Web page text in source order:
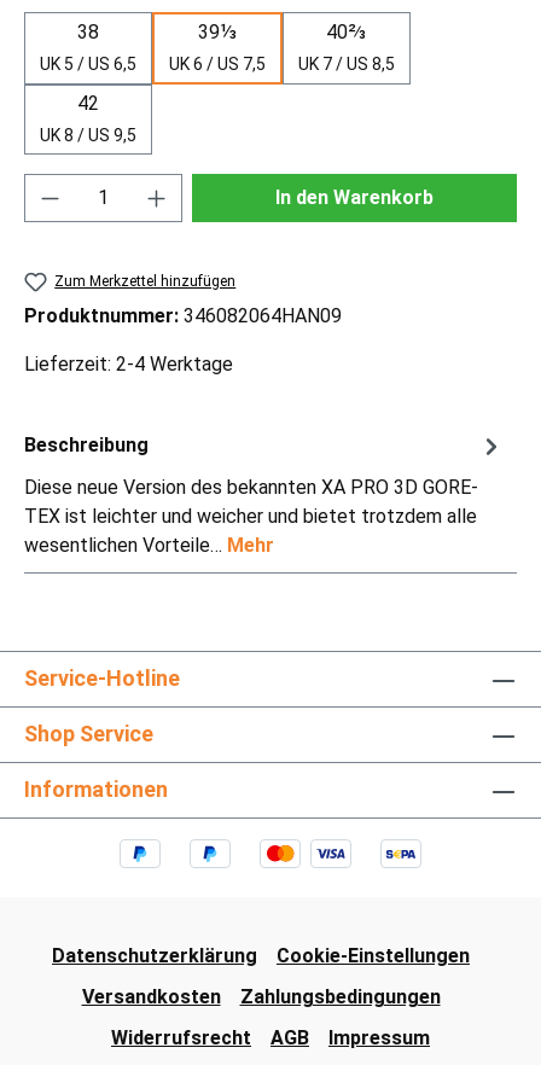
38
UK 5 / US 6,5
39⅓
UK 6 / US 7,5
40⅔
UK 7 / US 8,5
42
UK 8 / US 9,5
Produkt Anzahl: Gib den gewünschten
In den Warenkorb
Zum Merkzettel hinzufügen
Produktnummer: 346082064HAN09
Lieferzeit: 2-4 Werktage
Beschreibung
Diese neue Version des bekannten XA PRO 3D GORE-
TEX ist leichter und weicher und bietet trotzdem alle
wesentlichen Vorteile… Mehr
Service-Hotline
Shop Service
Informationen
Datenschutzerklärung
Cookie-Einstellungen
Versandkosten
Zahlungsbedingungen
Widerrufsrecht
AGB Impressum